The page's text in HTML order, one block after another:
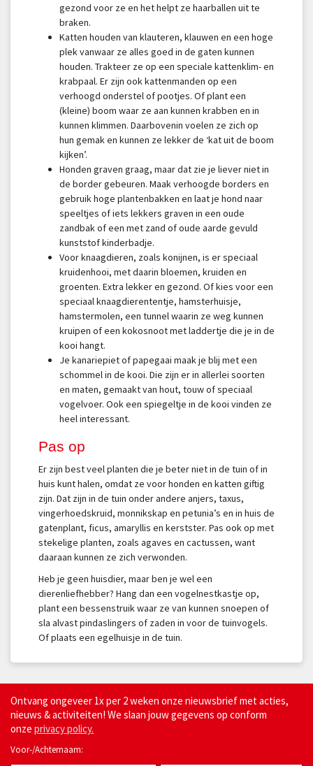
gezond voor ze en het helpt ze haarballen uit te
braken.
Katten houden van klauteren, klauwen en een hoge
plek vanwaar ze alles goed in de gaten kunnen
houden. Trakteer ze op een speciale kattenklim- en
krabpaal. Er zijn ook kattenmanden op een
verhoogd onderstel of pootjes. Of plant een
(kleine) boom waar ze aan kunnen krabben en in
kunnen klimmen. Daarbovenin voelen ze zich op
hun gemak en kunnen ze lekker de ‘kat uit de boom
kijken’.
Honden graven graag, maar dat zie je liever niet in
de border gebeuren. Maak verhoogde borders en
gebruik hoge plantenbakken en laat je hond naar
speeltjes of iets lekkers graven in een oude
zandbak of een met zand of oude aarde gevuld
kunststof kinderbadje.
Voor knaagdieren, zoals konijnen, is er speciaal
kruidenhooi, met daarin bloemen, kruiden en
groenten. Extra lekker en gezond. Of kies voor een
speciaal knaagdierententje, hamsterhuisje,
hamstermolen, een tunnel waarin ze weg kunnen
kruipen of een kokosnoot met laddertje die je in de
kooi hangt.
Je kanariepiet of papegaai maak je blij met een
schommel in de kooi. Die zijn er in allerlei soorten
en maten, gemaakt van hout, touw of speciaal
vogelvoer. Ook een spiegeltje in de kooi vinden ze
heel interessant.
Pas op
Er zijn best veel planten die je beter niet in de tuin of in
huis kunt halen, omdat ze voor honden en katten giftig
zijn. Dat zijn in de tuin onder andere anjers, taxus,
vingerhoedskruid, monnikskap en petunia’s en in huis de
gatenplant, ficus, amaryllis en kerstster. Pas ook op met
stekelige planten, zoals agaves en cactussen, want
daaraan kunnen ze zich verwonden.
Heb je geen huisdier, maar ben je wel een
dierenliefhebber? Hang dan een vogelnestkastje op,
plant een bessenstruik waar ze van kunnen snoepen of
sla alvast pindaslingers of zaden in voor de tuinvogels.
Of plaats een egelhuisje in de tuin.
Ontvang ongeveer 1x per 2 weken onze nieuwsbrief met acties,
nieuws & activiteiten! We slaan jouw gegevens op conform
onze privacy policy.
Voor-/Achternaam: